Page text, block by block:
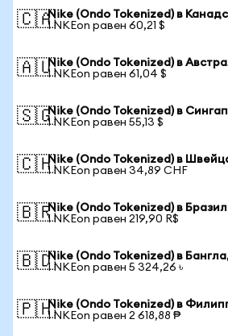
🇨🇦Nike (Ondo Tokenized) в
1 NKEon равен 60,21 $
🇦🇺Nike (Ondo Tokenized) в
1 NKEon равен 61,04 $
🇸🇬Nike (Ondo Tokenized) в
1 NKEon равен 55,13 $
🇨🇭Nike (Ondo Tokenized) в
1 NKEon равен 34,89 CHF
🇧🇷Nike (Ondo Tokenized) в
1 NKEon равен 219,90 R$
🇧🇩Nike (Ondo Tokenized) в
1 NKEon равен 5 324,26 ৳
🇵🇭Nike (Ondo Tokenized) в
1 NKEon равен 2 618,88 ₱